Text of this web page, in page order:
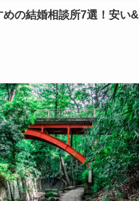
めの結婚相談所7選！安い